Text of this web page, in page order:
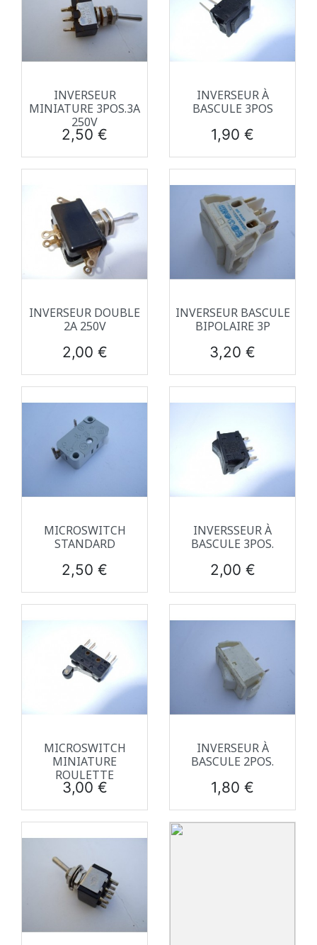
INVERSEUR
MINIATURE 3POS.3A
250V
Prix
2,50 €
INVERSEUR À
BASCULE 3POS
Prix
1,90 €
INVERSEUR DOUBLE
2A 250V
Prix
2,00 €
INVERSEUR BASCULE
BIPOLAIRE 3P
Prix
3,20 €
MICROSWITCH
STANDARD
Prix
2,50 €
INVERSSEUR À
BASCULE 3POS.
Prix
2,00 €
MICROSWITCH
MINIATURE
ROULETTE
Prix
3,00 €
INVERSEUR À
BASCULE 2POS.
Prix
1,80 €